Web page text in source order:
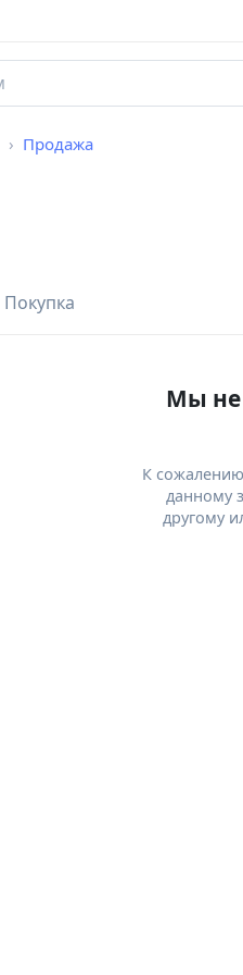
Продажа
Покупка
Мы не
К
данному
другому